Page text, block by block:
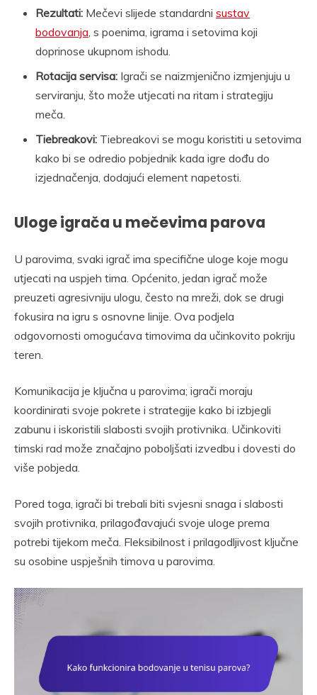
Rezultati: Mečevi slijede standardni sustav
bodovanja, s poenima, igrama i setovima koji
doprinose ukupnom ishodu.
Rotacija servisa: Igrači se naizmjenično izmjenjuju u
serviranju, što može utjecati na ritam i strategiju
meča.
Tiebreakovi: Tiebreakovi se mogu koristiti u setovima
kako bi se odredio pobjednik kada igre dođu do
izjednačenja, dodajući element napetosti.
Uloge igrača u mečevima parova
U parovima, svaki igrač ima specifične uloge koje mogu
utjecati na uspjeh tima. Općenito, jedan igrač može
preuzeti agresivniju ulogu, često na mreži, dok se drugi
fokusira na igru s osnovne linije. Ova podjela
odgovornosti omogućava timovima da učinkovito pokriju
teren.
Komunikacija je ključna u parovima; igrači moraju
koordinirati svoje pokrete i strategije kako bi izbjegli
zabunu i iskoristili slabosti svojih protivnika. Učinkoviti
timski rad može značajno poboljšati izvedbu i dovesti do
više pobjeda.
Pored toga, igrači bi trebali biti svjesni snaga i slabosti
svojih protivnika, prilagođavajući svoje uloge prema
potrebi tijekom meča. Fleksibilnost i prilagodljivost ključne
su osobine uspješnih timova u parovima.